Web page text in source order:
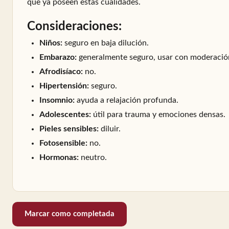
que ya poseen estas cualidades.
Consideraciones:
Niños: seguro en baja dilución.
Embarazo: generalmente seguro, usar con
Afrodisíaco: no.
Hipertensión: seguro.
Insomnio: ayuda a relajación profunda.
Adolescentes: útil para trauma y emociones densas.
Pieles sensibles: diluir.
Fotosensible: no.
Hormonas: neutro.
Marcar como completada